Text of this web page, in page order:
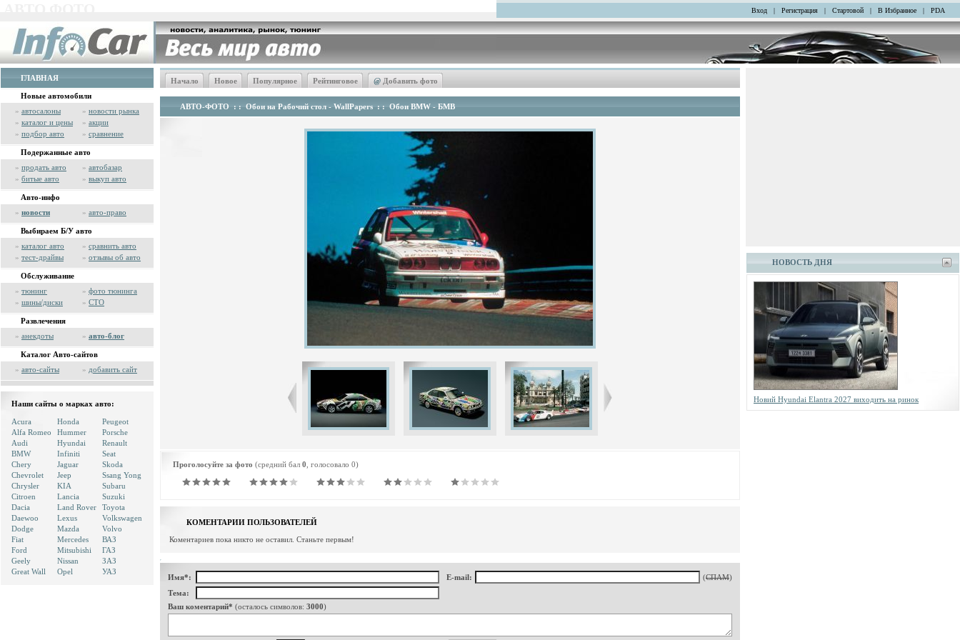
Вход | Регистрация | Стартовой | В Избранное | PDA
ГЛАВНАЯ
Новые автомобили
» автосалоны » новости рынка
» каталог и цены » акции
» подбор авто » сравнение
Подержанные авто
» продать авто » автобазар
» битые авто » выкуп авто
Авто-инфо
» новости » авто-право
Выбираем Б/У авто
» каталог авто » сравнить авто
» тест-драйвы » отзывы об авто
Обслуживание
» тюнинг » фото тюнинга
» шины/диски » СТО
Развлечения
» анекдоты » авто-блог
Каталог Авто-сайтов
» авто-сайты » добавить сайт
Наши сайты о марках авто:
Acura
Alfa Romeo
Audi
BMW
Chery
Chevrolet
Chrysler
Citroen
Dacia
Daewoo
Dodge
Fiat
Ford
Geely
Great Wall
Honda
Hummer
Hyundai
Infiniti
Jaguar
Jeep
KIA
Lancia
Land Rover
Lexus
Mazda
Mercedes
Mitsubishi
Nissan
Opel
Peugeot
Porsche
Renault
Seat
Skoda
Ssang Yong
Subaru
Suzuki
Toyota
Volkswagen
Volvo
ВАЗ
ГАЗ
ЗАЗ
УАЗ
Начало Новое Популярное Рейтинговое @ Добавить фото
АВТО-ФОТО : : Обои на Рабочий стол - WallPapers : : Обои BMW - БМВ
Проголосуйте за фото (средний бал 0 , голосовало 0)
КОМЕНТАРИИ ПОЛЬЗОВАТЕЛЕЙ
Коментариев пока никто не оставил. Станьте первым!
Имя*: E-mail: (СПАМ)
Тема:
Ваш коментарий* (осталось символов: 3000)
НОВОСТЬ ДНЯ
Новий Hyundai Elantra 2027 виходить на ринок